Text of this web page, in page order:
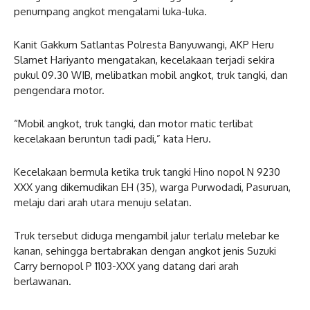
penumpang angkot mengalami luka-luka.
Kanit Gakkum Satlantas Polresta Banyuwangi, AKP Heru
Slamet Hariyanto mengatakan, kecelakaan terjadi sekira
pukul 09.30 WIB, melibatkan mobil angkot, truk tangki, dan
pengendara motor.
“Mobil angkot, truk tangki, dan motor matic terlibat
kecelakaan beruntun tadi padi,” kata Heru.
Kecelakaan bermula ketika truk tangki Hino nopol N 9230
XXX yang dikemudikan EH (35), warga Purwodadi, Pasuruan,
melaju dari arah utara menuju selatan.
Truk tersebut diduga mengambil jalur terlalu melebar ke
kanan, sehingga bertabrakan dengan angkot jenis Suzuki
Carry bernopol P 1103-XXX yang datang dari arah
berlawanan.